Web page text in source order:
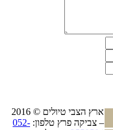
ארץ הצבי טיולים © 2016
– צביקה פרץ טלפון: 052-